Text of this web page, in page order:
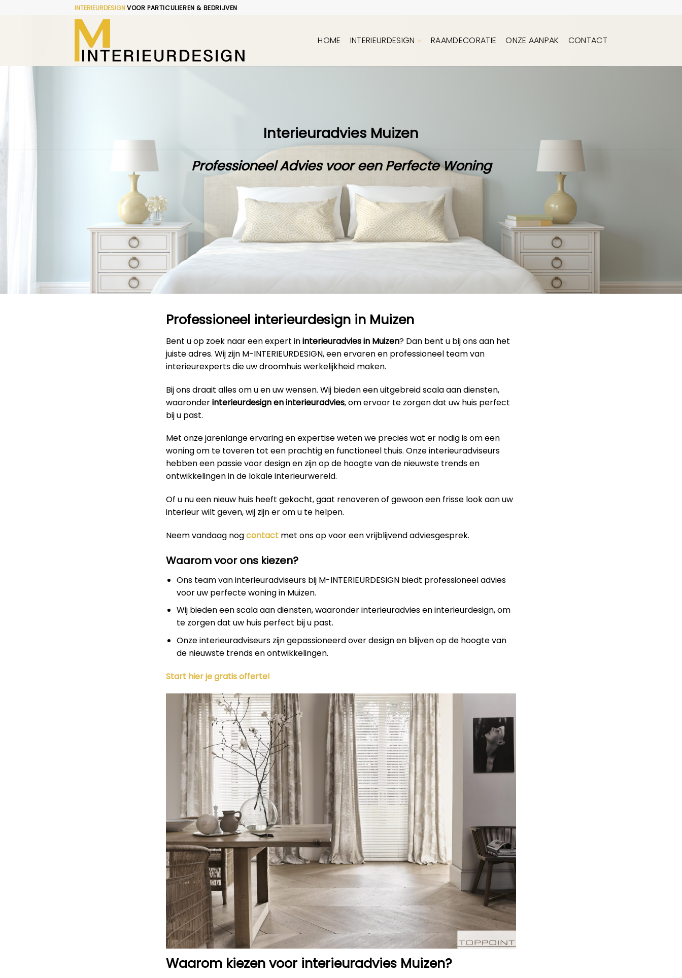
INTERIEURDESIGNVOOR PARTICULIEREN & BEDRIJVEN
HOME INTERIEURDESIGN RAAMDECORATIE ONZE AANPAK CONTACT
Interieuradvies Muizen
Professioneel Advies voor een Perfecte Woning
Professioneel interieurdesign in Muizen
Bent u op zoek naar een expert ininterieuradvies in Muizen? Dan bent u bij ons aan het
juiste adres. Wij zijn M-INTERIEURDESIGN, een ervaren en professioneel team van
interieurexperts die uw droomhuis werkelijkheid maken.
Bij ons draait alles om u en uw wensen. Wij bieden een uitgebreid scala aan diensten,
waaronderinterieurdesign en interieuradvies, om ervoor te zorgen dat uw huis perfect
bij u past.
Met onze jarenlange ervaring en expertise weten we precies wat er nodig is om een
woning om te toveren tot een prachtig en functioneel thuis. Onze interieuradviseurs
hebben een passie voor design en zijn op de hoogte van de nieuwste trends en
ontwikkelingen in de lokale interieurwereld.
Of u nu een nieuw huis heeft gekocht, gaat renoveren of gewoon een frisse look aan uw
interieur wilt geven, wij zijn er om u te helpen.
Neem vandaag nogcontact met ons op voor een vrijblijvend adviesgesprek.
Waarom voor ons kiezen?
Ons team van interieuradviseurs bij M-INTERIEURDESIGN biedt professioneel advies
voor uw perfecte woning in Muizen.
Wij bieden een scala aan diensten, waaronder interieuradvies en interieurdesign, om
te zorgen dat uw huis perfect bij u past.
Onze interieuradviseurs zijn gepassioneerd over design en blijven op de hoogte van
de nieuwste trends en ontwikkelingen.
Start hier je gratis offerte!
Waarom kiezen voor interieuradvies Muizen?